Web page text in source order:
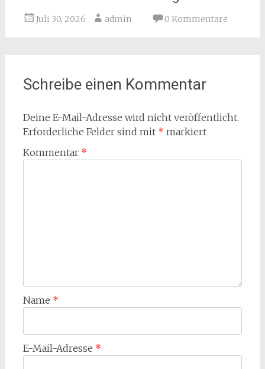
Juli 30, 2026 admin 0 Kommentare
Schreibe einen Kommentar
Deine E-Mail-Adresse wird nicht veröffentlicht.
Erforderliche Felder sind mit * markiert
Kommentar *
Name *
E-Mail-Adresse *